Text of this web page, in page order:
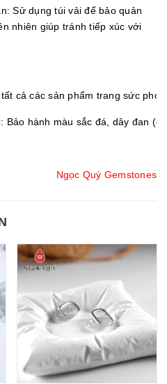
Sử dụng túi vải để bảo quản
nhiên giúp tránh tiếp xúc với
cả các sản phẩm trang sức
Bảo hành màu sắc đá, dây đan
Ngọc Quý Gemstones